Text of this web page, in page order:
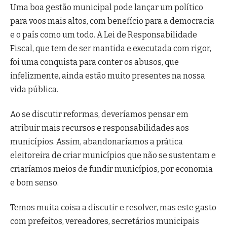
Uma boa gestão municipal pode lançar um político
para voos mais altos, com benefício para a democracia
e o país como um todo. A Lei de Responsabilidade
Fiscal, que tem de ser mantida e executada com rigor,
foi uma conquista para conter os abusos, que
infelizmente, ainda estão muito presentes na nossa
vida pública.
Ao se discutir reformas, deveríamos pensar em
atribuir mais recursos e responsabilidades aos
municípios. Assim, abandonaríamos a prática
eleitoreira de criar municípios que não se sustentam e
criaríamos meios de fundir municípios, por economia
e bom senso.
Temos muita coisa a discutir e resolver, mas este gasto
com prefeitos, vereadores, secretários municipais